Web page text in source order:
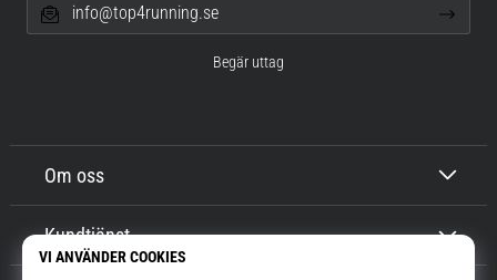
Om oss
Kundtjänst
info@top4running.se
Begär uttag